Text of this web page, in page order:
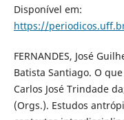
Disponível em:
https://
FERNANDES, José
Batista Santiago. O
Carlos José Trindade
(Orgs.). Estudos